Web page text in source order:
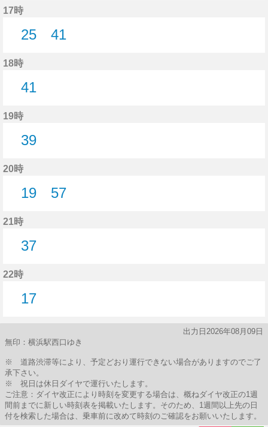
17時
25
41
18時
41
19時
39
20時
19
57
21時
37
22時
17
出力日2026年08月09日
無印：横浜駅西口ゆき
※ 道路渋滞等により、予定どおり運行できない場合がありますのでご了
承下さい。
※ 祝日は休日ダイヤで運行いたします。
ご注意：ダイヤ改正により時刻を変更する場合は、概ねダイヤ改正の1週
間前までに新しい時刻表を掲載いたします。そのため、1週間以上先の日
付を検索した場合は、乗車前に改めて時刻のご確認をお願いいたします。